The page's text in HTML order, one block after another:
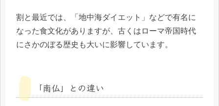
割と最近では、「地中海ダイエット」などで有名に
なった食文化がありますが、古くはローマ帝国時代
にさかのぼる歴史も大いに影響しています。
「南仏」との違い